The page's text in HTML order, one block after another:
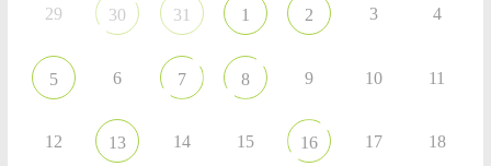
29 30 31 1 2 3 4
5 6 7 8 9 10 11
12 13 14 15 16 17 18